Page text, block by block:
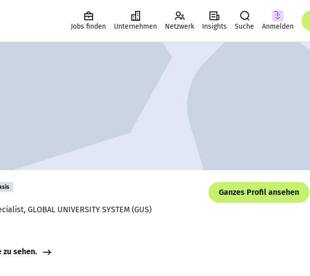
Jobs finden Unternehmen Netzwerk Insights Suche Anmelden
Ganzes Profil ansehen
GLOBAL UNIVERSITY SYSTEM (GUS)
zu sehen.